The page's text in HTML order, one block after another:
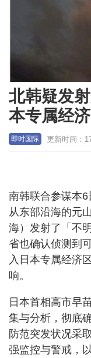
北韩疑发
本专属经
即时国际 更新时间：
南韩联合参谋本6
从东部沿海的元
海）发射了「不
省也确认侦测到
入日本专属经济
响。
日本首相高市早
集与分析，彻底
防范突发状况采
强监控与警戒，